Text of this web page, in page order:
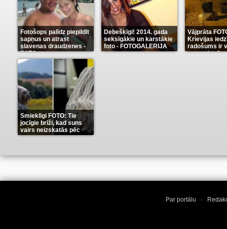
Fotošops palīdz piepildīt
sapņus un atrast
slavenas draudzenes -
FOTO(13)
Debešķīgi! 2014. gada
seksīgākie un karstākie
foto - FOTOGALERIJA
(9)
Vājprāta
Krievijas
radošums ir
Smieklīgi FOTO: Tie
jocīgie brīži, kad suns
vairs neizskatās pēc
suņa(11)
Par portālu ·